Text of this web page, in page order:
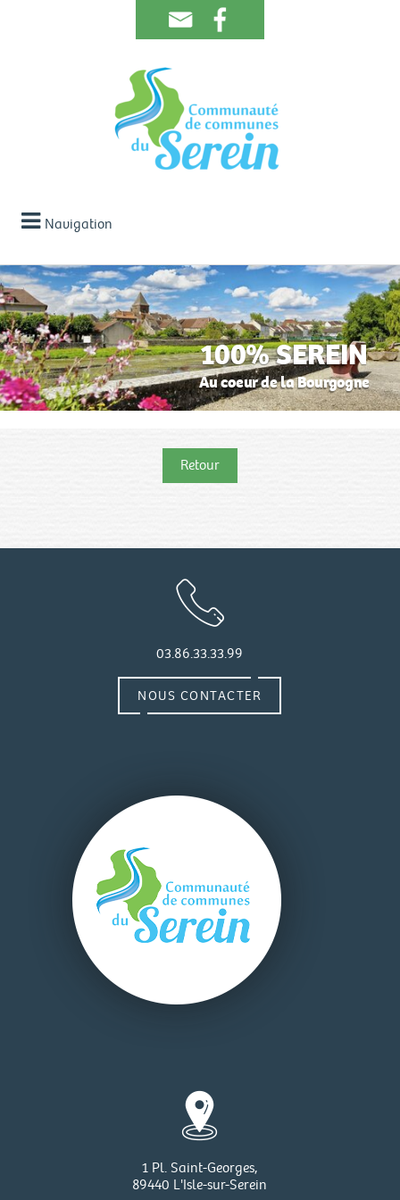
Navigation
100% SEREIN
Au coeur de la Bourgogne
Retour
03.86.33.33.99
NOUS CONTACTER
1 Pl. Saint-Georges,
89440 L'Isle-sur-Serein